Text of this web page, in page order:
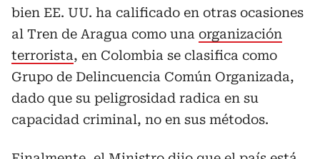
bien EE. UU. ha calificado en otras ocasiones
al Tren de Aragua como una organización
terrorista, en Colombia se clasifica como
Grupo de Delincuencia Común Organizada,
dado que su peligrosidad radica en su
capacidad criminal, no en sus métodos.